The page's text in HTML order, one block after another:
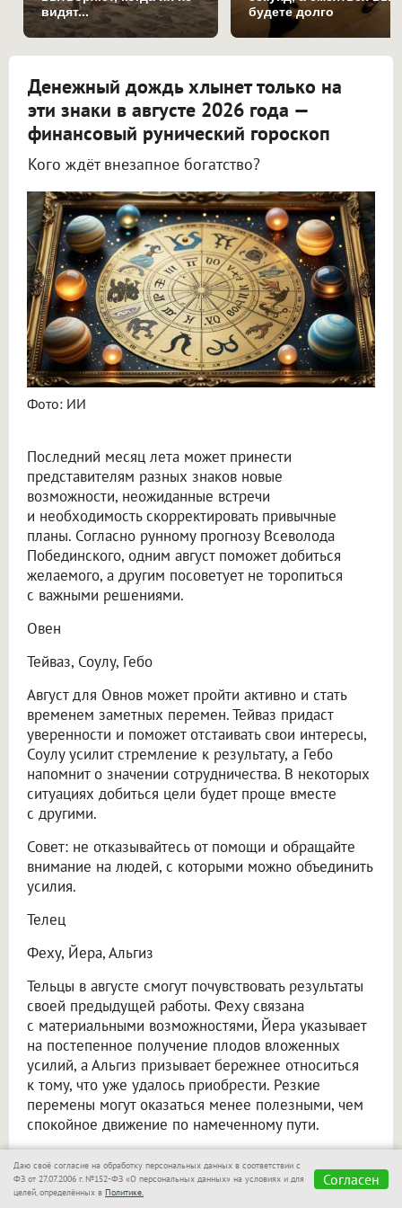
видят...
будете долго
Денежный дождь хлынет только на
эти знаки в августе 2026 года —
финансовый рунический гороскоп
Кого ждёт внезапное богатство?
Фото: ИИ
Последний месяц лета может принести
представителям разных знаков новые
возможности, неожиданные встречи
и необходимость скорректировать привычные
планы. Согласно рунному прогнозу Всеволода
Побединского, одним август поможет добиться
желаемого, а другим посоветует не торопиться
с важными решениями.
Овен
Тейваз, Соулу, Гебо
Август для Овнов может пройти активно и стать
временем заметных перемен. Тейваз придаст
уверенности и поможет отстаивать свои интересы,
Соулу усилит стремление к результату, а Гебо
напомнит о значении сотрудничества. В некоторых
ситуациях добиться цели будет проще вместе
с другими.
Совет: не отказывайтесь от помощи и обращайте
внимание на людей, с которыми можно объединить
усилия.
Телец
Феху, Йера, Альгиз
Тельцы в августе смогут почувствовать результаты
своей предыдущей работы. Феху связана
с материальными возможностями, Йера указывает
на постепенное получение плодов вложенных
усилий, а Альгиз призывает бережнее относиться
к тому, что уже удалось приобрести. Резкие
перемены могут оказаться менее полезными, чем
спокойное движение по намеченному пути.
Совет: не меняйте планы без веской причины
и позвольте начатым делам прийти к завершению.
Даю своё согласие на обработку персональных данных в соответствии с
ФЗ от 27.07.2006 г. №152-ФЗ «О персональных данных» на условиях и для
целей, определённых в Политике.
Согласен